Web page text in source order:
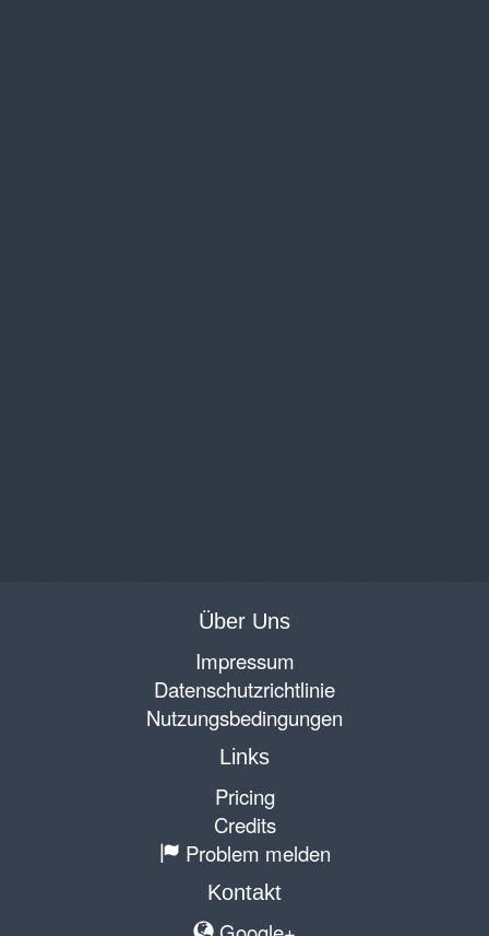
Über Uns
Impressum
Datenschutzrichtlinie
Nutzungsbedingungen
Links
Pricing
Credits
Problem melden
Kontakt